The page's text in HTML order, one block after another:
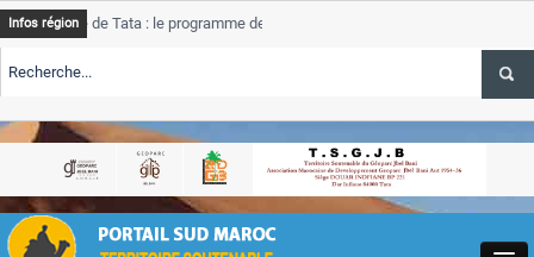
Infos région
de Tata : le programme de rehabilitation post-inondations
ALERTE TSGJB Tourisme : l’ONMT renforce l’aerien a Dakhla et
ALERTE TSGJB Tourisme au Maroc : Transavia renforce les vols Paris-